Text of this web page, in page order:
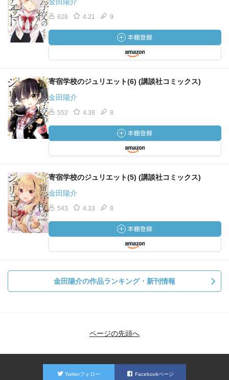
628 4.21 9
寄宿学校のジュリエット(6) (講談社コミックス)
金田陽介
552 4.38 8
寄宿学校のジュリエット(5) (講談社コミックス)
金田陽介
543 4.33 8
金田陽介の作品ランキング・新刊情報
ページの先頭へ
Twitterフォロー Facebookページ